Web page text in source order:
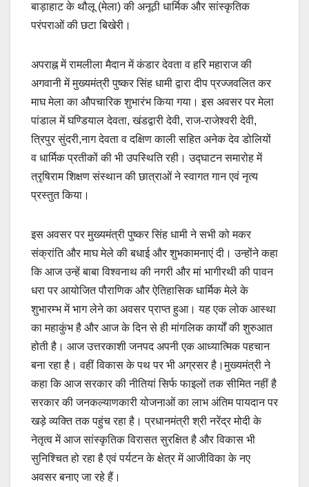
बाड़ाहाट के थौलू (मेला) की अनूठी धार्मिक और सांस्कृतिक
परंपराओं की छटा बिखेरी।
अपराह्न में रामलीला मैदान में कंडार देवता व हरि महाराज की
अगवानी में मुख्यमंत्री पुष्कर सिंह धामी द्वारा दीप प्रज्जवलित कर
माघ मेला का औपचारिक शुभारंभ किया गया। इस अवसर पर मेला
पांडाल में घण्डियाल देवता, खंडद्वारी देवी, राज-राजेश्वरी देवी,
त्रिपुर सुंदरी,नाग देवता व दक्षिण काली सहित अनेक देव डोलियों
व धार्मिक प्रतीकों की भी उपस्थिति रही। उद्घाटन समारोह में
त्रृषिराम शिक्षण संस्थान की छात्राओं ने स्वागत गान एवं नृत्य
प्रस्तुत किया।
इस अवसर पर मुख्यमंत्री पुष्कर सिंह धामी ने सभी को मकर
संक्रांति और माघ मेले की बधाई और शुभकामनाएं दी। उन्होंने कहा
कि आज उन्हें बाबा विश्वनाथ की नगरी और मां भागीरथी की पावन
धरा पर आयोजित पौराणिक और ऐतिहासिक धार्मिक मेले के
शुभारम्भ में भाग लेने का अवसर प्राप्त हुआ। यह एक लोक आस्था
का महाकुंभ है और आज के दिन से ही मांगलिक कार्यों की शुरुआत
होती है। आज उत्तरकाशी जनपद अपनी एक आध्यात्मिक पहचान
बना रहा है। वहीं विकास के पथ पर भी अग्रसर है।मुख्यमंत्री ने
कहा कि आज सरकार की नीतियां सिर्फ फाइलों तक सीमित नहीं है
सरकार की जनकल्याणकारी योजनाओं का लाभ अंतिम पायदान पर
खड़े व्यक्ति तक पहुंच रहा है। प्रधानमंत्री श्री नरेंद्र मोदी के
नेतृत्व में आज सांस्कृतिक विरासत सुरक्षित है और विकास भी
सुनिश्चित हो रहा है एवं पर्यटन के क्षेत्र में आजीविका के नए
अवसर बनाए जा रहे हैं।